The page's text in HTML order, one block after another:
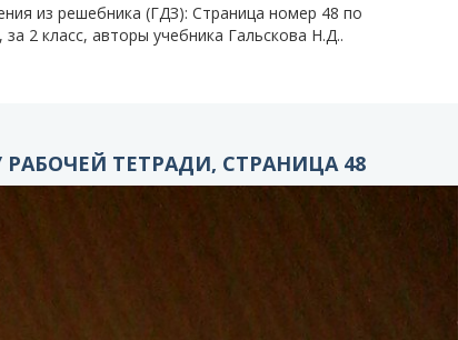
из решебника (ГДЗ): Страница номер 48 по
2 класс, авторы учебника Гальскова Н.Д..
ТЕТРАДИ, СТРАНИЦА 48